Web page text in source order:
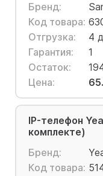
Бренд:
Код товара:
Отгрузка:
4
Гарантия:
1
Остаток:
Цена:
IP-телефон
комплекте)
Бренд:
Код товара: